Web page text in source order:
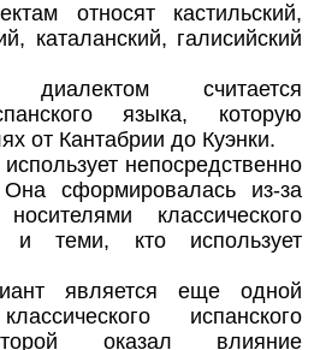
относят кастильский,
каталанский, галисийский
считается
языка, которую
от Кантабрии до Куэнки.
непосредственно
сформировалась из-за
классического
и теми, кто использует
является еще одной
испанского
оказал влияние